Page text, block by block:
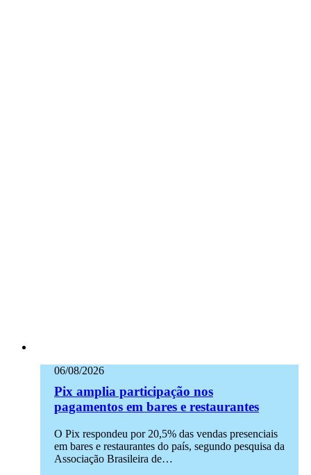
06/08/2026
Pix amplia participação nos
pagamentos em bares e restaurantes
O Pix respondeu por 20,5% das vendas presenciais
em bares e restaurantes do país, segundo pesquisa da
Associação Brasileira de…